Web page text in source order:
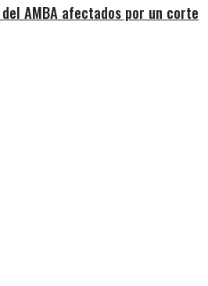
AMBA afectados por un corte